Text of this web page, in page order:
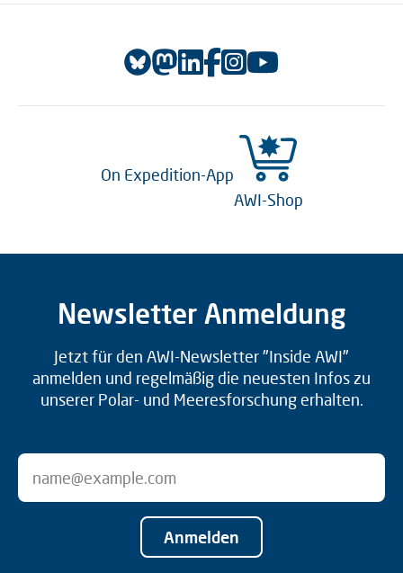
On Expedition-App
AWI-Shop
Newsletter Anmeldung
Jetzt für den AWI-Newsletter "Inside AWI"
anmelden und regelmäßig die neuesten Infos zu
unserer Polar- und Meeresforschung erhalten.
Anmelden